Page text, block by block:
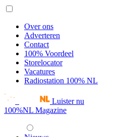
Over ons
Adverteren
Contact
100% Voordeel
Storelocator
Vacatures
Radiostation 100% NL
Luister nu
100%NL Magazine